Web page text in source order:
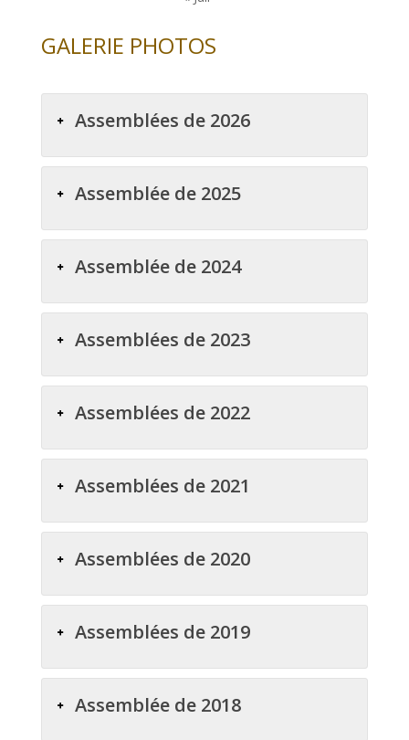
GALERIE PHOTOS
Assemblées de 2026
Assemblée de 2025
Assemblée de 2024
Assemblées de 2023
Assemblées de 2022
Assemblées de 2021
Assemblées de 2020
Assemblées de 2019
Assemblée de 2018